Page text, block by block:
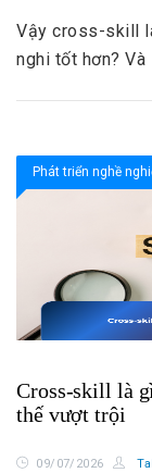
Vậy cross-skill
nghi tốt hơn? Và
Phát triển nghề
Cross-skill là
thế vượt trội
09/07/2026